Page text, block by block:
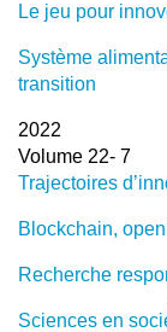
Le jeu pour
Système
transition
2022
Volume 22- 7
Trajectoires
Blockchain,
Recherche
Sciences en